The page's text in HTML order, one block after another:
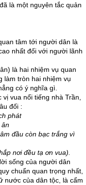
là một nguyên tắc quản
tâm tới người dân là
nhất đối với người lãnh
là hai nhiệm vụ quan
làm tròn hai nhiệm vụ
có ý nghĩa gì.
vua nổi tiếng nhà Trần,
đối :
phát
ân
đầu còn bạc trắng vì
nơi đều tạ ơn vua).
sống của người dân
chuẩn quan trọng nhất,
nước của dân tộc, là cẩm